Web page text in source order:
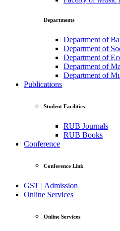
Departments
Department of
Department of
Department of
Department of
Department of
Publications
Student Facilities
RUB Journals
RUB Books
Conference
Conference Link
GST | Admission
Online Services
Online Services